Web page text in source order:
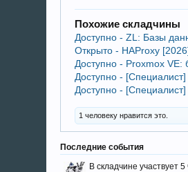
Похожие складчины
Доступно - ZL: Базы
Открыто - HAProxy
Доступно - Proxmox
Доступно -
Доступно -
1 человеку нравится это.
Последние события
В складчине участвует 5